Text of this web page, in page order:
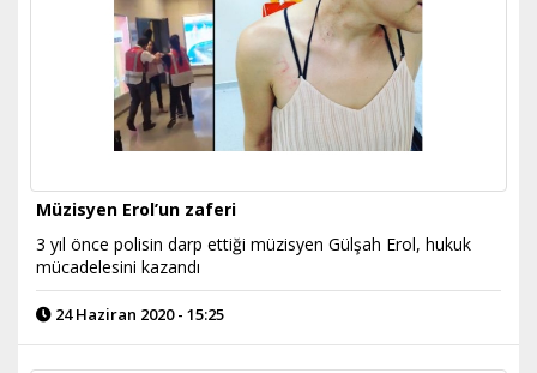
Müzisyen Erol’un zaferi
3 yıl önce polisin darp ettiği müzisyen Gülşah Erol, hukuk
mücadelesini kazandı
24 Haziran 2020 - 15:25